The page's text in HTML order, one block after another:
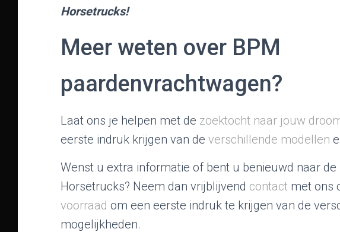
e
Horsetrucks!
Meer weten over BPM
paardenvrachtwagen?
Laat ons je helpen met de zoektocht naar jouw
eerste indruk krijgen van de verschillende modellen
Wenst u extra informatie of bent u benieuwd naar
Horsetrucks? Neem dan vrijblijvend contact met ons
voorraad om een eerste indruk te krijgen van de
mogelijkheden.